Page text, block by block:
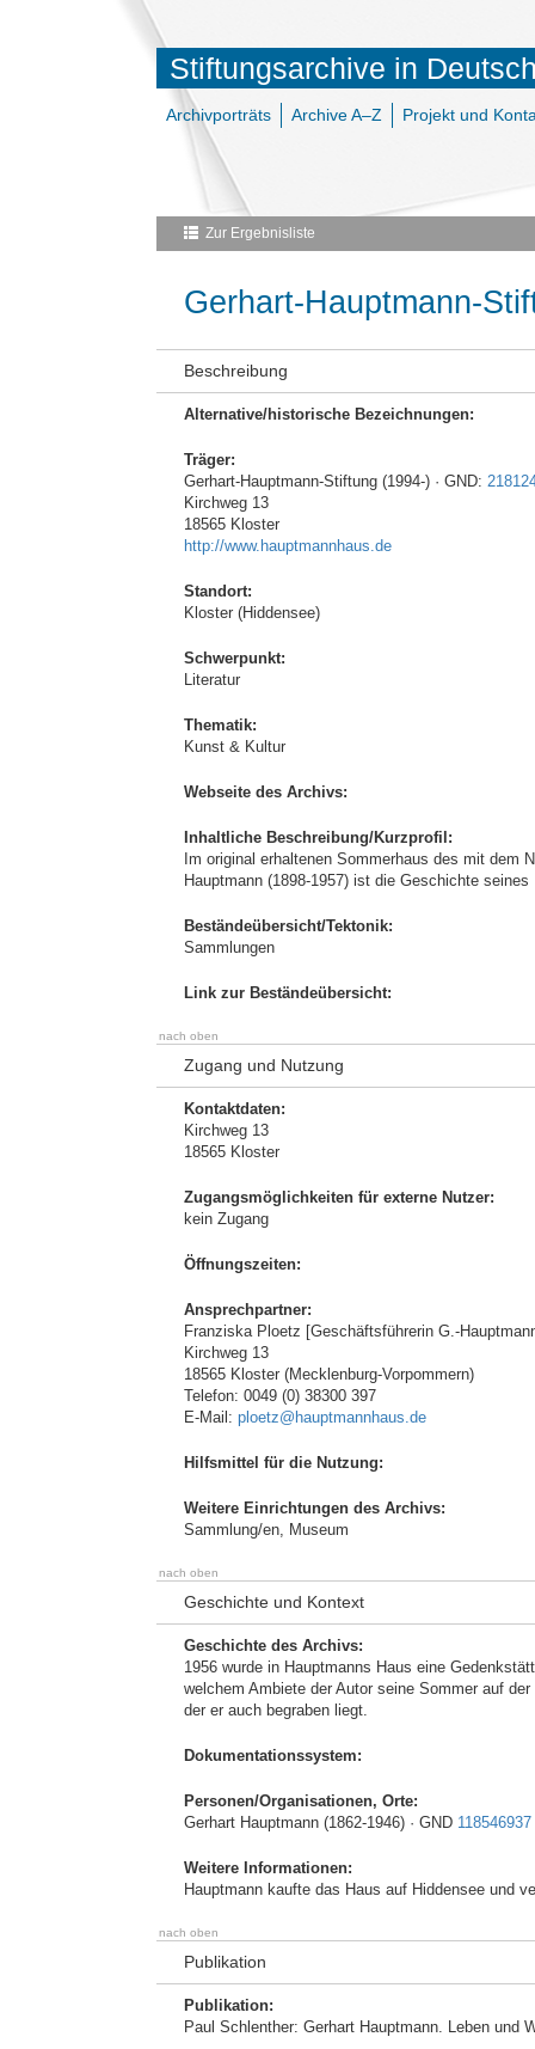
Stiftungsarchive in
Archivporträts Archive A–Z Projekt und
Zur Ergebnisliste
Gerhart-Hauptmann-
Beschreibung
Alternative/historische Bezeichnungen:
Träger:
Gerhart-Hauptmann-Stiftung (1994-) · GND:
Kirchweg 13
18565 Kloster
http://www.hauptmannhaus.de
Standort:
Kloster (Hiddensee)
Schwerpunkt:
Literatur
Thematik:
Kunst & Kultur
Webseite des Archivs:
Inhaltliche Beschreibung/Kurzprofil:
Im original erhaltenen Sommerhaus des mit dem
Hauptmann (1898-1957) ist die Geschichte
Beständeübersicht/Tektonik:
Sammlungen
Link zur Beständeübersicht:
nach oben
Zugang und Nutzung
Kontaktdaten:
Kirchweg 13
18565 Kloster
Zugangsmöglichkeiten für externe Nutzer:
kein Zugang
Öffnungszeiten:
Ansprechpartner:
Franziska Ploetz [Geschäftsführerin G.-
Kirchweg 13
18565 Kloster (Mecklenburg-Vorpommern)
Telefon: 0049 (0) 38300 397
E-Mail: ploetz@hauptmannhaus.de
Hilfsmittel für die Nutzung:
Weitere Einrichtungen des Archivs:
Sammlung/en, Museum
nach oben
Geschichte und Kontext
Geschichte des Archivs:
1956 wurde in Hauptmanns Haus eine
welchem Ambiete der Autor seine Sommer auf
der er auch begraben liegt.
Dokumentationssystem:
Personen/Organisationen, Orte:
Gerhart Hauptmann (1862-1946) · GND 118546937
Weitere Informationen:
Hauptmann kaufte das Haus auf Hiddensee und
nach oben
Publikation
Publikation:
Paul Schlenther: Gerhart Hauptmann. Leben und